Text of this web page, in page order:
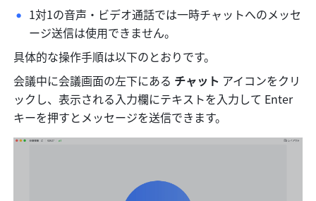
1対1の音声・ビデオ通話では一時チャットへのメッセ
ージ送信は使用できません。
具体的な操作手順は以下のとおりです。
会議中に会議画面の左下にある チャット アイコンをクリ
ックし、表示される入力欄にテキストを入力して Enter
キーを押すとメッセージを送信できます。